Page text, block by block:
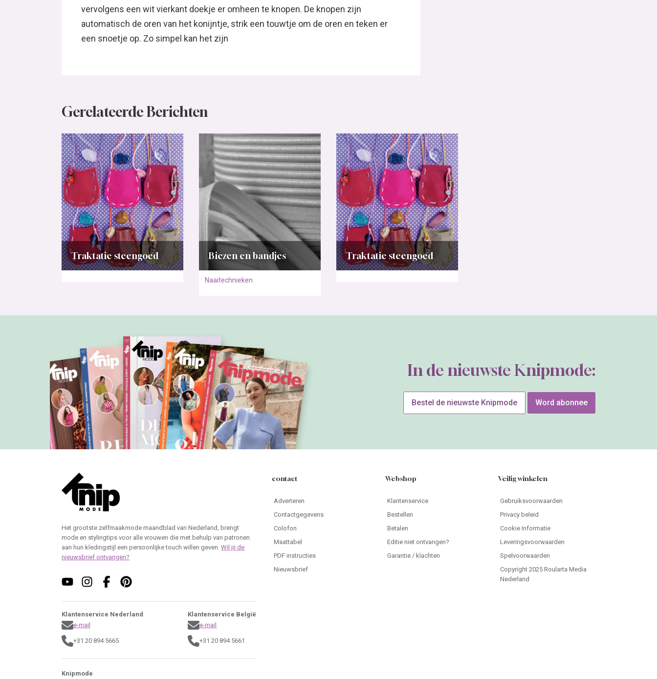
vervolgens een wit vierkant doekje er omheen te knopen. De knopen zijn
automatisch de oren van het konijntje, strik een touwtje om de oren en teken er
een snoetje op. Zo simpel kan het zijn
Gerelateerde Berichten
Traktatie steengoed Biezen en bandjes
Naaitechnieken
Traktatie steengoed
In de nieuwste Knipmode:
Bestel de nieuwste Knipmode Word abonnee
Het grootste zelfmaakmode maandblad van Nederland, brengt
mode en stylingtips voor alle vrouwen die met behulp van patronen
aan hun kledingstijl een persoonlijke touch willen geven. Wil jij de
nieuwsbrief ontvangen?
Klantenservice Nederland
e-mail
+31 20 894 5665
Klantenservice België
e-mail
+31 20 894 5661
Knipmode
contact
Adverteren
Contactgegevens
Colofon
Maattabel
PDF instructies
Nieuwsbrief
Webshop
Klantenservice
Bestellen
Betalen
Editie niet ontvangen?
Garantie / klachten
Veilig winkelen
Gebruiksvoorwaarden
Privacy beleid
Cookie Informatie
Leveringsvoorwaarden
Spelvoorwaarden
Copyright 2025 Roularta Media
Nederland